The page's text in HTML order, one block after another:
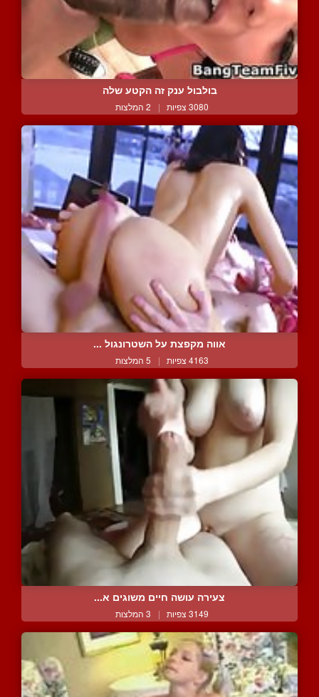
בולבול ענק זה הקטע שלה
3080 צפיות | 2 המלצות
אווה מקפצת על השטרונגול ...
4163 צפיות | 5 המלצות
צעירה עושה חיים משוגים א...
3149 צפיות | 3 המלצות